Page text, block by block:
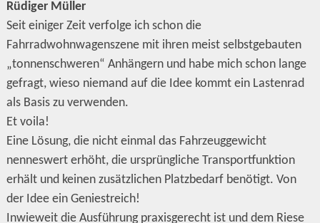
Rüdiger Müller
Seit einiger Zeit verfolge ich schon die
Fahrradwohnwagenszene mit ihren meist selbstgebauten
„tonnenschweren“ Anhängern und habe mich schon lange
gefragt, wieso niemand auf die Idee kommt ein Lastenrad
als Basis zu verwenden.
Et voila!
Eine Lösung, die nicht einmal das Fahrzeuggewicht
nenneswert erhöht, die ursprüngliche Transportfunktion
erhält und keinen zusätzlichen Platzbedarf benötigt. Von
der Idee ein Geniestreich!
Inwieweit die Ausführung praxisgerecht ist und dem Riese